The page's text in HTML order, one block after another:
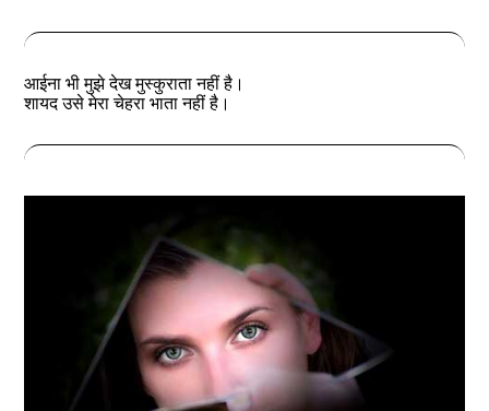
आईना भी मुझे देख मुस्कुराता नहीं है।
शायद उसे मेरा चेहरा भाता नहीं है।